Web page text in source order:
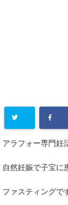
アラフォー専門
自然妊娠で子宝に
ファスティングで